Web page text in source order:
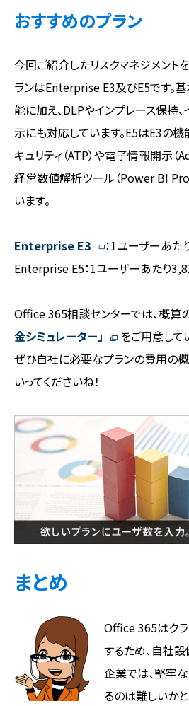
おすすめのプラン
今回ご紹介したリスクマネジメント
ランはEnterprise E3及びE5です。
能に加え、DLPやインプレース保持
示にも対応しています。E5はE3の機
キュリティ（ATP）や電子情報開示（
経営数値解析ツール（Power BI
います。
Enterprise E3
：1ユーザーあ
Enterprise E5：1ユーザーあたり
Office 365相談センターでは、概算
金シミュレーター」
をご用意して
ぜひ自社に必要なプランの費用の
いってくださいね！
まとめ
Office 365はク
するため、自社
企業では、堅牢
るのは難しいか